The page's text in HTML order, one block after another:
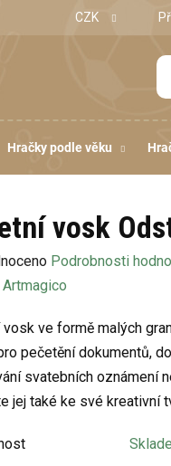
CZK
Hračky podle věku
vosk
Podrobnosti
Artmagico
ve formě malých
pečetění dokumentů,
svatebních oznámení
jej také ke své kreativní